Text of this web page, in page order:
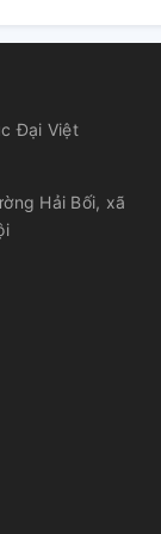
Đại Việt
Hải Bối, xã